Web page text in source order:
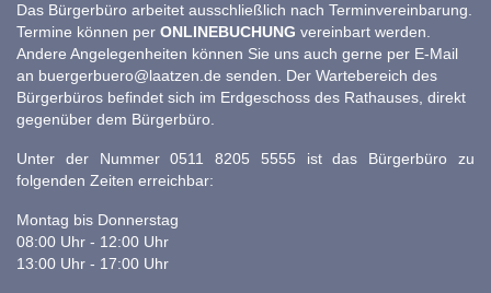
Das Bürgerbüro arbeitet ausschließlich nach Terminvereinbarung.
Termine können per ONLINEBUCHUNG vereinbart werden.
Andere Angelegenheiten können Sie uns auch gerne per E-Mail
an buergerbuero@laatzen.de senden. Der Wartebereich des
Bürgerbüros befindet sich im Erdgeschoss des Rathauses, direkt
gegenüber dem Bürgerbüro.
Unter der Nummer 0511 8205 5555 ist das Bürgerbüro zu
folgenden Zeiten erreichbar:
Montag bis Donnerstag
08:00 Uhr - 12:00 Uhr
13:00 Uhr - 17:00 Uhr